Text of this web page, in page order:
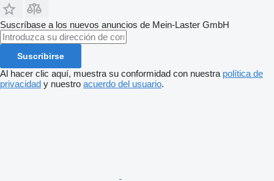
Suscríbase a los nuevos anuncios de Mein-Laster GmbH
Suscribirse
Al hacer clic aquí, muestra su conformidad con nuestra política de
privacidad y nuestro acuerdo del usuario.